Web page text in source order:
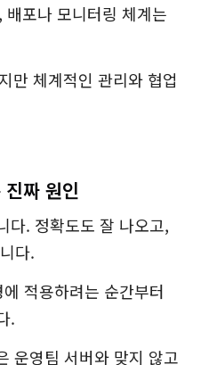
포나 모니터링 체계는
만 체계적인 관리와 협업
짜 원인
다. 정확도도 잘 나오고,
다.
적용하려는 순간부터
.
운영팀 서버와 맞지 않고